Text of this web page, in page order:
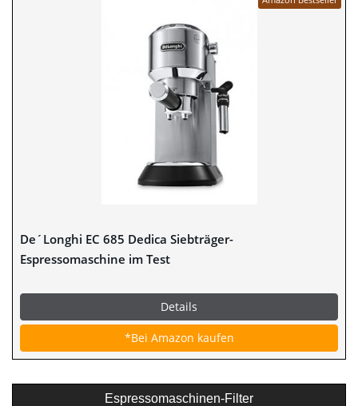
De´Longhi EC 685 Dedica Siebträger-
Espressomaschine im Test
Details
*Bei Amazon kaufen
Espressomaschinen-Filter